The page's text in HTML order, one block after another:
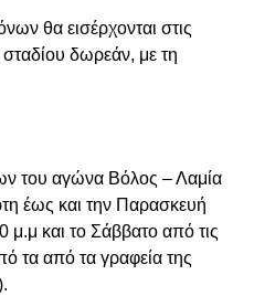
θα εισέρχονται στις
δωρεάν, με τη
του αγώνα Βόλος – Λαμία
έως και την Παρασκευή
μ.μ και το Σάββατο από τις
τα από τα γραφεία της